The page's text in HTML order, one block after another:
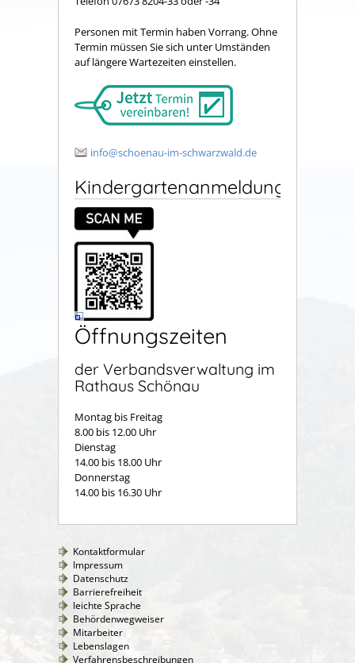
Personen mit Termin haben Vorrang. Ohne
Termin müssen Sie sich unter Umständen
auf längere Wartezeiten einstellen.
info@schoenau-im-schwarzwald.de
Kindergartenanmeldung
Öffnungszeiten
der Verbandsverwaltung im
Rathaus Schönau
Montag bis Freitag
8.00 bis 12.00 Uhr
Dienstag
14.00 bis 18.00 Uhr
Donnerstag
14.00 bis 16.30 Uhr
Kontaktformular
Impressum
Datenschutz
Barrierefreiheit
leichte Sprache
Behördenwegweiser
Mitarbeiter
Lebenslagen
Verfahrensbeschreibungen